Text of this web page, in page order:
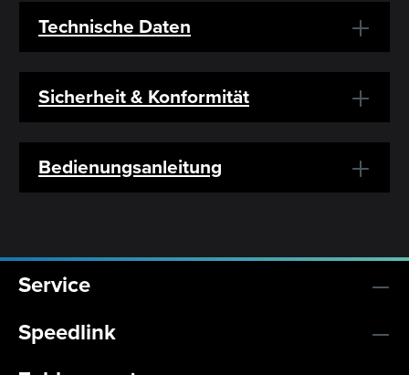
Technische Daten
Sicherheit & Konformität
Bedienungsanleitung
Service
Speedlink